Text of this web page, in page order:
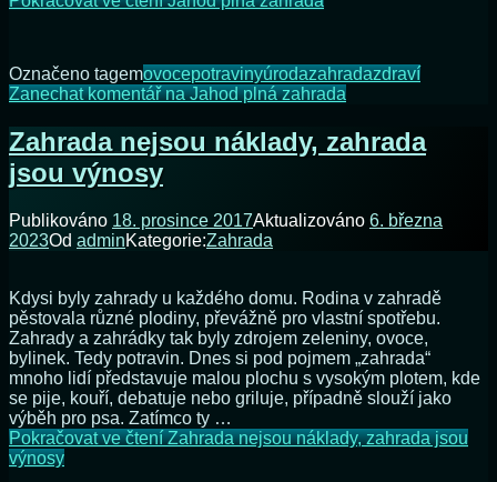
Označeno tagemovocepotravinyúrodazahradazdraví
Zanechat komentářna Jahod plná zahrada
Zahrada nejsou náklady, zahrada
jsou výnosy
Publikováno 18. prosince 2017Aktualizováno 6. března
2023Od adminKategorie:Zahrada
Kdysi byly zahrady u každého domu. Rodina v zahradě
pěstovala různé plodiny, převážně pro vlastní spotřebu.
Zahrady a zahrádky tak byly zdrojem zeleniny, ovoce,
bylinek. Tedy potravin. Dnes si pod pojmem „zahrada“
mnoho lidí představuje malou plochu s vysokým plotem, kde
se pije, kouří, debatuje nebo griluje, případně slouží jako
výběh pro psa. Zatímco ty …
Pokračovat ve čteníZahrada nejsou náklady, zahrada jsou
výnosy